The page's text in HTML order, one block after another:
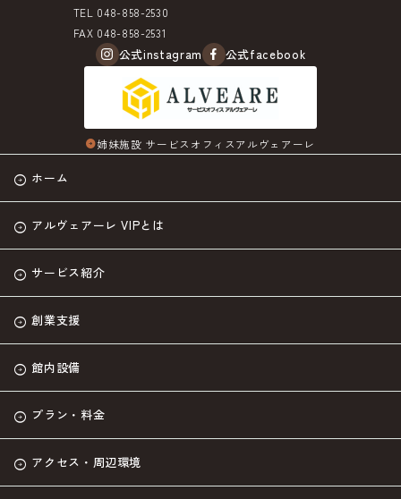
TEL 048-858-2530
FAX 048-858-2531
公式instagram 公式facebook
arrow_circle_right姉妹施設 サービスオフィスアルヴェアーレ
ホーム
アルヴェアーレ VIPとは
サービス紹介
創業支援
館内設備
プラン・料金
アクセス・周辺環境